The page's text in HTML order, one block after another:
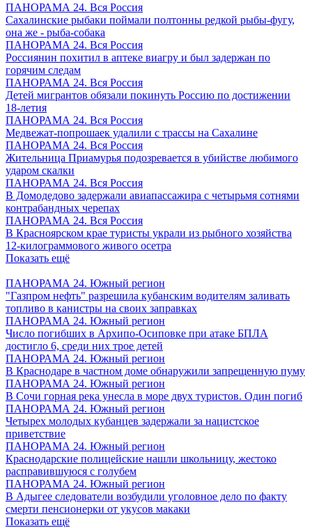
ПАНОРАМА 24. Вся Россия
Сахалинские рыбаки поймали полтонны редкой рыбы-фугу,
она же - рыба-собака
ПАНОРАМА 24. Вся Россия
Россиянин похитил в аптеке виагру и был задержан по
горячим следам
ПАНОРАМА 24. Вся Россия
Детей мигрантов обязали покинуть Россию по достижении
18-летия
ПАНОРАМА 24. Вся Россия
Медвежат-попрошаек удалили с трассы на Сахалине
ПАНОРАМА 24. Вся Россия
Жительница Приамурья подозревается в убийстве любимого
ударом скалки
ПАНОРАМА 24. Вся Россия
В Домодедово задержали авиапассажира с четырьмя сотнями
контрабандных черепах
ПАНОРАМА 24. Вся Россия
В Красноярском крае туристы украли из рыбного хозяйства
12-килограммового живого осетра
Показать ещё
ПАНОРАМА 24. Южный регион
"Газпром нефть" разрешила кубанским водителям заливать
топливо в канистры на своих заправках
ПАНОРАМА 24. Южный регион
Число погибших в Архипо-Осиповке при атаке БПЛА
достигло 6, среди них трое детей
ПАНОРАМА 24. Южный регион
В Краснодаре в частном доме обнаружили запрещенную пуму
ПАНОРАМА 24. Южный регион
В Сочи горная река унесла в море двух туристов. Один погиб
ПАНОРАМА 24. Южный регион
Четырех молодых кубанцев задержали за нацистское
приветствие
ПАНОРАМА 24. Южный регион
Краснодарские полицейские нашли школьницу, жестоко
расправившуюся с голубем
ПАНОРАМА 24. Южный регион
В Адыгее следователи возбудили уголовное дело по факту
смерти пенсионерки от укусов макаки
Показать ещё